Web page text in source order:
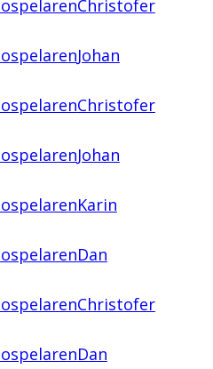
Christofer
Johan
Christofer
Johan
Karin
Dan
Christofer
Dan